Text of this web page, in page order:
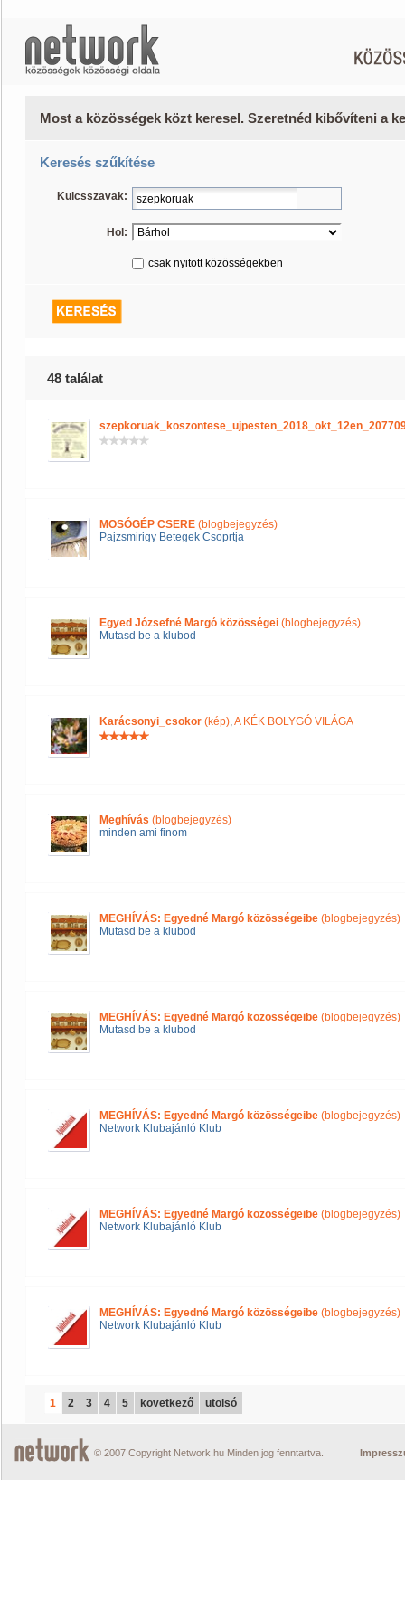
Most a közösségek közt keresel. Szeretnéd kibővíteni a
Keresés szűkítése
Kulcsszavak:
Hol:
csak nyitott közösségekben
48 találat
MOSÓGÉP CSERE (blogbejegyzés)
Pajzsmirigy Betegek Csoprtja
Egyed Józsefné Margó közösségei (blogbejegyzés)
Mutasd be a klubod
Karácsonyi_csokor (kép),A KÉK BOLYGÓ VILÁGA
Meghívás (blogbejegyzés)
minden ami finom
MEGHÍVÁS: Egyedné Margó közösségeibe (blogbejegyzés)
Mutasd be a klubod
MEGHÍVÁS: Egyedné Margó közösségeibe (blogbejegyzés)
Mutasd be a klubod
MEGHÍVÁS: Egyedné Margó közösségeibe (blogbejegyzés)
Network Klubajánló Klub
MEGHÍVÁS: Egyedné Margó közösségeibe (blogbejegyzés)
Network Klubajánló Klub
MEGHÍVÁS: Egyedné Margó közösségeibe (blogbejegyzés)
Network Klubajánló Klub
1 2 3 4 5 következő utolsó
© 2007 Copyright Network.hu Minden jog fenntartva.